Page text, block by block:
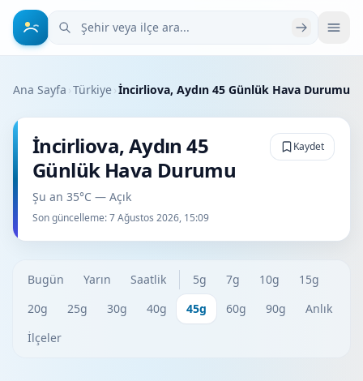
Şehir veya ilçe ara
Ana Sayfa ›Türkiye›İncirliova, Aydın 45 Günlük Hava Durumu
İncirliova, Aydın 45
Günlük Hava Durumu
Şu an 35°C — Açık
Son güncelleme:7 Ağustos 2026, 15:09
Kaydet
Bugün Yarın Saatlik 5g 7g 10g
15g
20g
25g 30g 40g 45g 60g 90g
Anlık
İlçeler